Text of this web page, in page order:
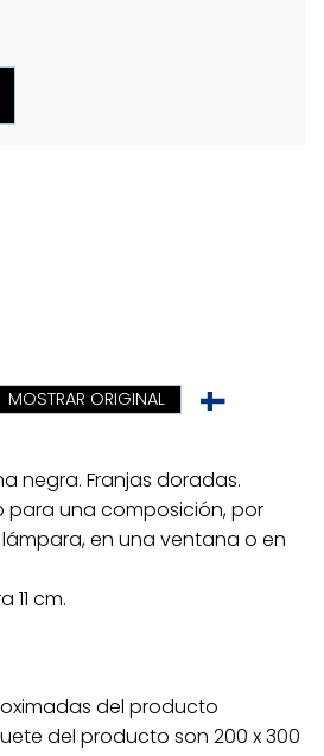
MOSTRAR ORIGINAL
negra. Franjas doradas.
para una composición, por
en una ventana o en
11 cm.
del producto
del producto son 200 x 300